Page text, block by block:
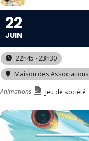
22
JUIN
22h45 - 23h30
Maison des Associations
Animations
Jeu de société